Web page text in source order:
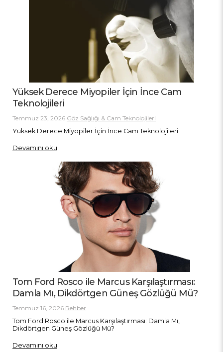
Yüksek Derece Miyopiler İçin İnce Cam
Teknolojileri
Temmuz 23, 2026 Göz Sağlığı & Cam Teknolojileri
Yüksek Derece Miyopiler İçin İnce Cam Teknolojileri
Devamını oku
Tom Ford Rosco ile Marcus Karşılaştırması:
Damla Mı, Dikdörtgen Güneş Gözlüğü Mü?
Temmuz 16, 2026 Rehber
Tom Ford Rosco ile Marcus Karşılaştırması: Damla Mı,
Dikdörtgen Güneş Gözlüğü Mü?
Devamını oku